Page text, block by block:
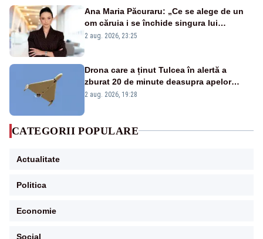
Ana Maria Păcuraru: „Ce se alege de un
om căruia i se închide singura lui
portiță?”
2 aug. 2026, 23:25
Drona care a ținut Tulcea în alertă a
zburat 20 de minute deasupra apelor
României. Au fost ridicate două F-16
2 aug. 2026, 19:28
CATEGORII POPULARE
Actualitate
Politica
Economie
Social